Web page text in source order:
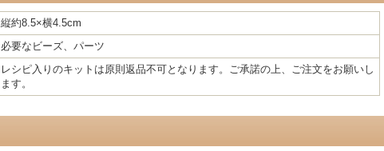
縦約8.5×横4.5cm
必要なビーズ、パーツ
レシピ入りのキットは原則返品不可となります。ご承諾の上、ご注文をお願いし
ます。